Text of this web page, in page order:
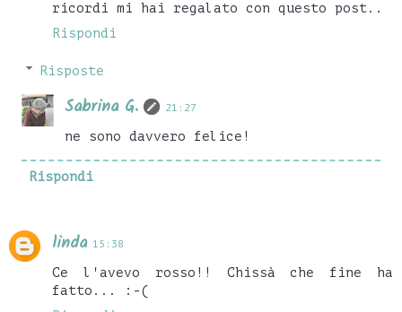
ricordi mi hai regalato con questo post..
Rispondi
Risposte
Sabrina G. 21:27
ne sono davvero felice!
Rispondi
linda 15:38
Ce l'avevo rosso!! Chissà che fine ha
fatto... :-(